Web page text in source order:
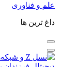
علم و فناوری
داغ ترین ها